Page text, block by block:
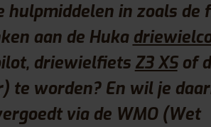
in zoals de
aan de Huka
driewielfiets Z3 XSof
te worden? En wil je
via de WMO (Wet